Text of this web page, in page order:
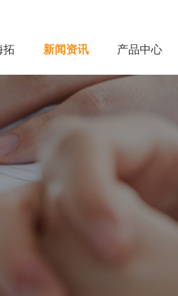
拓 新闻资讯 产品中心